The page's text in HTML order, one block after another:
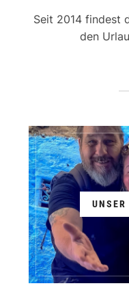
Seit 2014 findest
den